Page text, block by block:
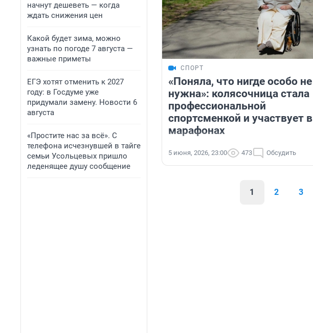
начнут дешеветь — когда
ждать снижения цен
Какой будет зима, можно
узнать по погоде 7 августа —
важные приметы
ЕГЭ хотят отменить к 2027
году: в Госдуме уже
придумали замену. Новости 6
августа
«Простите нас за всё». С
телефона исчезнувшей в тайге
семьи Усольцевых пришло
леденящее душу сообщение
СПОРТ
«Поняла, что нигде особо не
нужна»: колясочница стала
профессиональной
спортсменкой и участвует в
марафонах
5 июня, 2026, 23:00 473 Обсудить
1 2 3